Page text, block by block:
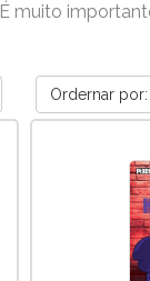
muito
Ordernar por: